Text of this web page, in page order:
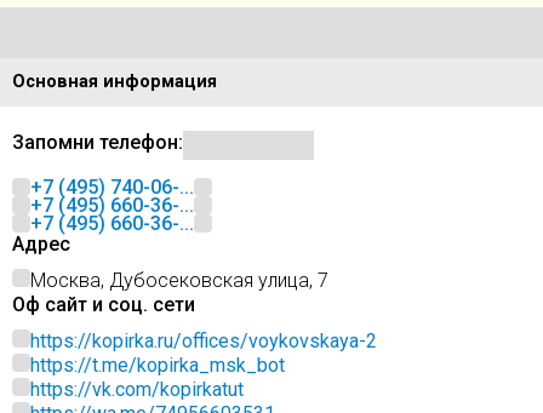
Основная информация
Запомни телефон:
+7 (495) 740-06-...
+7 (495) 660-36-...
+7 (495) 660-36-...
Адрес
Москва, Дубосековская улица, 7
Оф сайт и соц. сети
https://kopirka.ru/offices/voykovskaya-2
https://t.me/kopirka_msk_bot
https://vk.com/kopirkatut